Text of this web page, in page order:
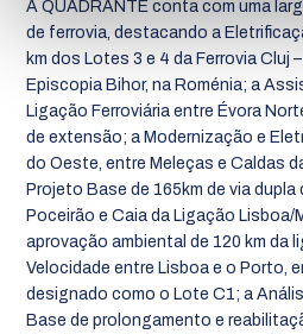
A QUADRANTE conta com uma
de ferrovia, destacando a
km dos Lotes 3 e 4 da Ferrovia Cluj
Episcopia Bihor, na Roménia; a
Ligação Ferroviária entre Évora
de extensão; a Modernização e
do Oeste, entre Meleças e Caldas
Projeto Base de 165km de via
Poceirão e Caia da Ligação Lisboa/
aprovação ambiental de 120 km da
Velocidade entre Lisboa e o Porto,
designado como o Lote C1; a
Base de prolongamento e